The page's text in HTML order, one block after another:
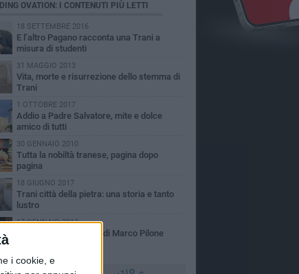
i cookie, e
OVATION: I CONTENUTI PIÙ LETTI
18 SETTEMBRE 2016
E l’altro Pagano racconta una Trani a
misura di studenti
31 MAGGIO 2013
Vita, morte e risurrezione dello stemma di
Trani
1 OTTOBRE 2017
Addio a Padre Salvatore, mite e dolce
amico di tutti
30 GENNAIO 2010
Tutta la nobiltà tranese, pagina dopo
pagina
18 GIUGNO 2017
Trani città della pietra: una storia e tanto
lustro
17 GENNAIO 2012
La buona megghiaère di Marco Pilone